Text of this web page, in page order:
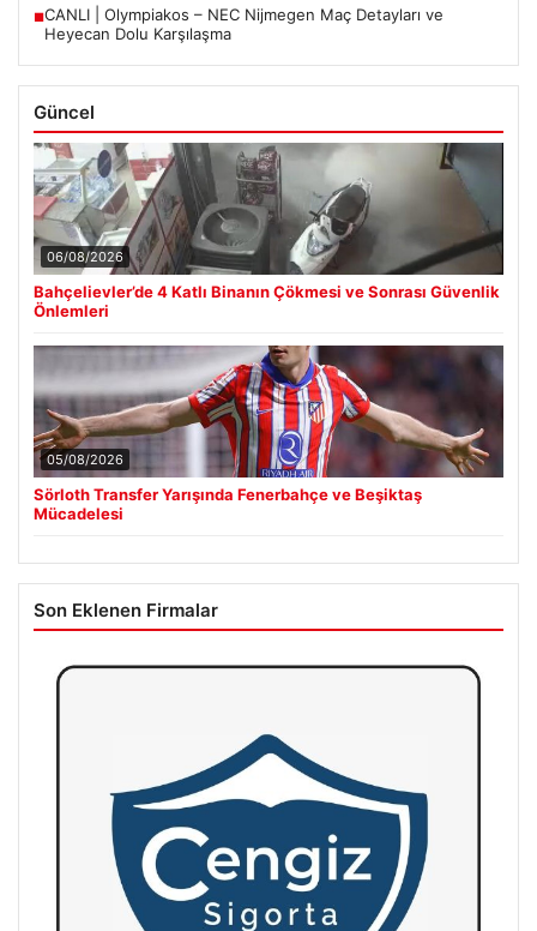
■CANLI | Olympiakos – NEC Nijmegen Maç Detayları ve
Heyecan Dolu Karşılaşma
Güncel
06/08/2026
Bahçelievler’de 4 Katlı Binanın Çökmesi ve Sonrası Güvenlik
Önlemleri
05/08/2026
Sörloth Transfer Yarışında Fenerbahçe ve Beşiktaş
Mücadelesi
Son Eklenen Firmalar